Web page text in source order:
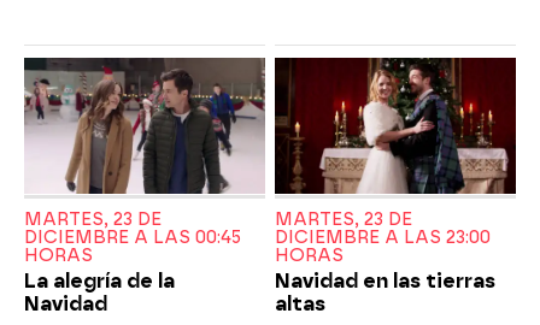
MARTES, 23 DE
DICIEMBRE A LAS 00:45
HORAS
La alegría de la
Navidad
MARTES, 23 DE
DICIEMBRE A LAS 23:00
HORAS
Navidad en las tierras
altas